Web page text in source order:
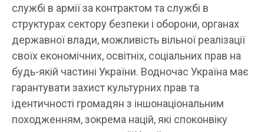
службі в армії за контрактом та службі в
структурах сектору безпеки і оборони, органах
державної влади, можливість вільної реалізації
своїх економічних, освітніх, соціальних прав на
будь-якій частині України. Водночас Україна має
гарантувати захист культурних прав та
ідентичності громадян з іншонаціональним
походженням, зокрема націй, які споконвіку